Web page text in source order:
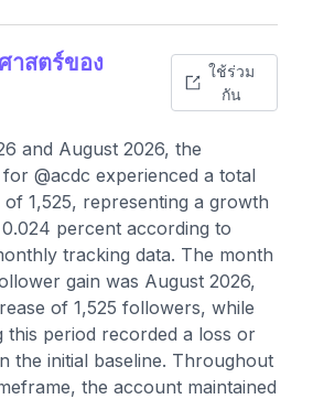
าสตร์ของ
ใช้ร่วม
กัน
and August 2026, the
@acdc experienced a total
1,525, representing a growth
percent according to
tracking data. The month
gain was August 2026,
of 1,525 followers, while
this period recorded a loss or
the initial baseline. Throughout
the account maintained